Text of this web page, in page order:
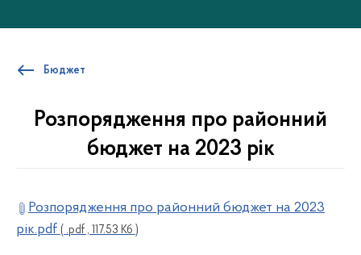
Бюджет
Розпорядження про районний
бюджет на 2023 рік
Розпорядження про районний бюджет на 2023
рік.pdf ( .pdf , 117.53 Кб )